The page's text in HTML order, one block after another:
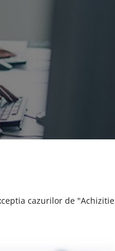
cazurilor de "Achizitie